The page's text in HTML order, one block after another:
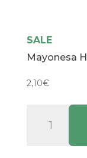
SALE
Mayonesa
2,10€
Mayonesa
Heinz